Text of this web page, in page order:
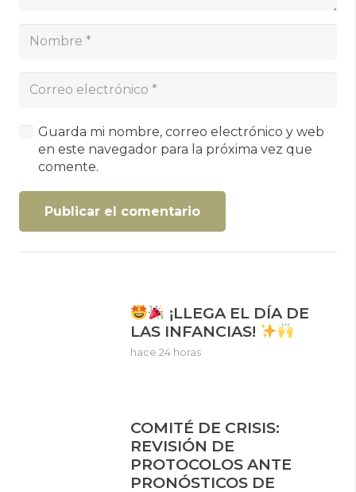
Guarda mi nombre, correo electrónico y web
en este navegador para la próxima vez que
comente.
Publicar el comentario
¡LLEGA EL DÍA DE
LAS INFANCIAS!
hace 24 horas
COMITÉ DE CRISIS:
REVISIÓN DE
PROTOCOLOS ANTE
PRONÓSTICOS DE